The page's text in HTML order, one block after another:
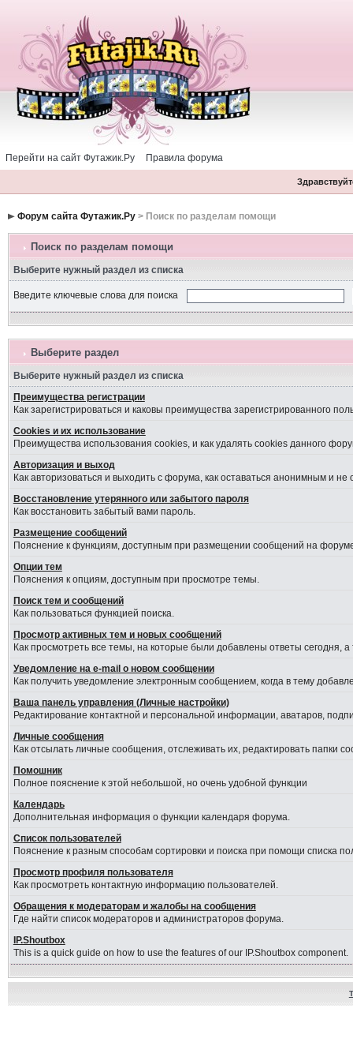
Перейти на сайт Футажик.Ру Правила форума
Форум сайта Футажик.Ру> Поиск по разделам помощи
Поиск по разделам помощи
Выберите нужный раздел из списка
Введите ключевые слова для поиска
Выберите раздел
Выберите нужный раздел из списка
Преимущества регистрации
Как зарегистрироваться и каковы преимущества зарегистрированного
Cookies и их использование
Преимущества использования cookies, и как удалять cookies данного
Авторизация и выход
Как авторизоваться и выходить с форума, как оставаться анонимным и
Восстановление утерянного или забытого пароля
Как восстановить забытый вами пароль.
Размещение сообщений
Пояснение к функциям, доступным при размещении сообщений на
Опции тем
Пояснения к опциям, доступным при просмотре темы.
Поиск тем и сообщений
Как пользоваться функцией поиска.
Просмотр активных тем и новых сообщений
Как просмотреть все темы, на которые были добавлены ответы сегодня,
Уведомление на е-mail о новом сообщении
Как получить уведомление электронным сообщением, когда в тему
Ваша панель управления (Личные настройки)
Редактирование контактной и персональной информации, аватаров,
Личные сообщения
Как отсылать личные сообщения, отслеживать их, редактировать папки
Помошник
Полное пояснение к этой небольшой, но очень удобной функции
Календарь
Дополнительная информация о функции календаря форума.
Список пользователей
Пояснение к разным способам сортировки и поиска при помощи списка
Просмотр профиля пользователя
Как просмотреть контактную информацию пользователей.
Обращения к модераторам и жалобы на сообщения
Где найти список модераторов и администраторов форума.
IP.Shoutbox
This is a quick guide on how to use the features of our IP.Shoutbox component.